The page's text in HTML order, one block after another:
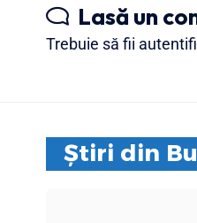
Lasă un
Trebuie să fii
Știri din